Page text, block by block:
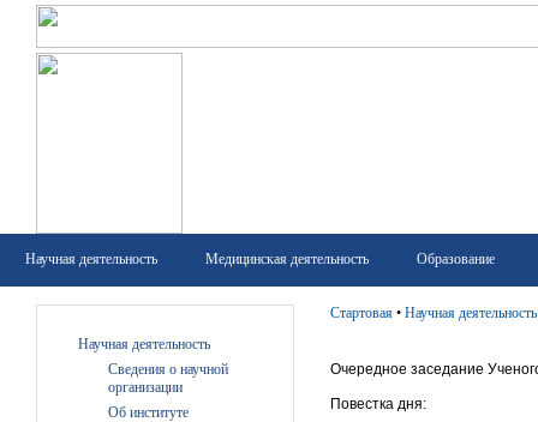
Научная деятельность Медицинская деятельность Образование
Научная деятельность
Сведения о научной
организации
Об институте
Стартовая • Научная деятельность
Очередное заседание
Повестка дня: